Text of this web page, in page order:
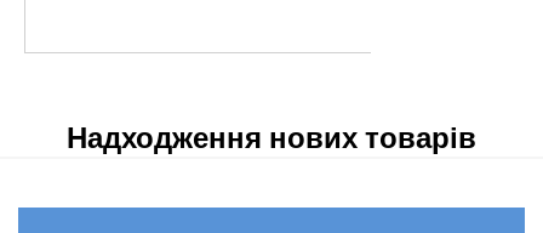
Надходження нових товарів